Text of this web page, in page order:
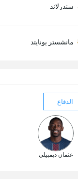
سندرلاند
مانشستر يونايتد
الدفاع
عثمان ديمبيلي